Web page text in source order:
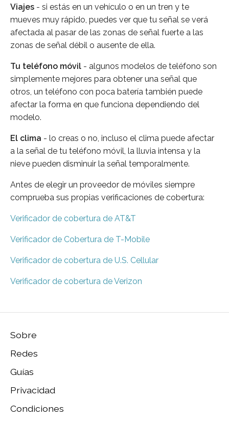
Viajes - si estás en un vehículo o en un tren y te
mueves muy rápido, puedes ver que tu señal se verá
afectada al pasar de las zonas de señal fuerte a las
zonas de señal débil o ausente de ella.
Tu teléfono móvil - algunos modelos de teléfono son
simplemente mejores para obtener una señal que
otros, un teléfono con poca batería también puede
afectar la forma en que funciona dependiendo del
modelo.
El clima - lo creas o no, incluso el clima puede afectar
a la señal de tu teléfono móvil, la lluvia intensa y la
nieve pueden disminuir la señal temporalmente.
Antes de elegir un proveedor de móviles siempre
comprueba sus propias verificaciones de cobertura:
Verificador de cobertura de AT&T
Verificador de Cobertura de T-Mobile
Verificador de cobertura de U.S. Cellular
Verificador de cobertura de Verizon
Sobre
Redes
Guías
Privacidad
Condiciones